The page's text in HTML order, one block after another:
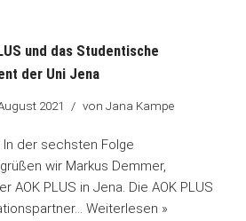
und das Studentische
der Uni Jena
2021 von Jana Kampe
In der sechsten Folge
wir Markus Demmer,
AOK PLUS in Jena. Die AOK PLUS
Weiterlesen »